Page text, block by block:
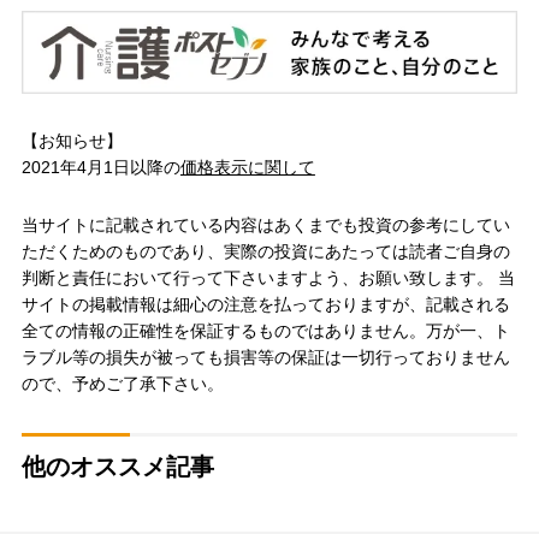
【お知らせ】
2021年4月1日以降の価格表示に関して
当サイトに記載されている内容はあくまでも投資の参考にしてい
ただくためのものであり、実際の投資にあたっては読者ご自身の
判断と責任において行って下さいますよう、お願い致します。 当
サイトの掲載情報は細心の注意を払っておりますが、記載される
全ての情報の正確性を保証するものではありません。万が一、ト
ラブル等の損失が被っても損害等の保証は一切行っておりません
ので、予めご了承下さい。
他のオススメ記事